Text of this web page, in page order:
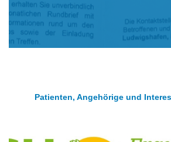
Patienten, Angehörige und